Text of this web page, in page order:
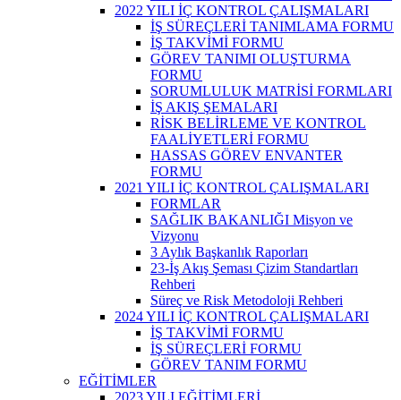
2022 YILI İÇ KONTROL ÇALIŞMALARI
İŞ SÜREÇLERİ TANIMLAMA FORMU
İŞ TAKVİMİ FORMU
GÖREV TANIMI OLUŞTURMA
FORMU
SORUMLULUK MATRİSİ FORMLARI
İŞ AKIŞ ŞEMALARI
RİSK BELİRLEME VE KONTROL
FAALİYETLERİ FORMU
HASSAS GÖREV ENVANTER
FORMU
2021 YILI İÇ KONTROL ÇALIŞMALARI
FORMLAR
SAĞLIK BAKANLIĞI Misyon ve
Vizyonu
3 Aylık Başkanlık Raporları
23-İş Akış Şeması Çizim Standartları
Rehberi
Süreç ve Risk Metodoloji Rehberi
2024 YILI İÇ KONTROL ÇALIŞMALARI
İŞ TAKVİMİ FORMU
İŞ SÜREÇLERİ FORMU
GÖREV TANIM FORMU
EĞİTİMLER
2023 YILI EĞİTİMLERİ